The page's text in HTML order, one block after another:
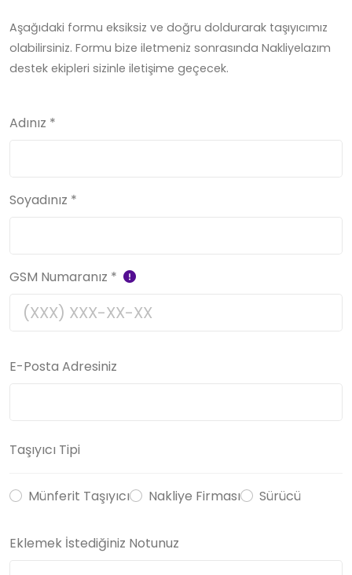
Aşağıdaki formu eksiksiz ve doğru doldurarak taşıyıcımız
olabilirsiniz. Formu bize iletmeniz sonrasında Nakliyelazım
destek ekipleri sizinle iletişime geçecek.
Adınız *
Soyadınız *
GSM Numaranız *
E-Posta Adresiniz
Taşıyıcı Tipi
Münferit Taşıyıcı Nakliye Firması Sürücü
Eklemek İstediğiniz Notunuz